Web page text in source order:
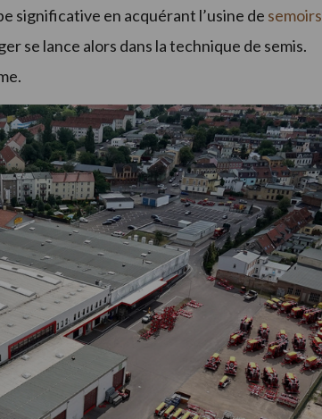
significative en acquérant l’usine de semoirs
se lance alors dans la technique de semis.